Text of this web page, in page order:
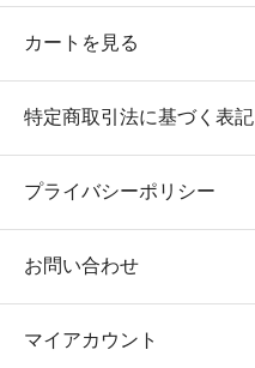
カートを見る
特定商取引法に基づく表記
プライバシーポリシー
お問い合わせ
マイアカウント